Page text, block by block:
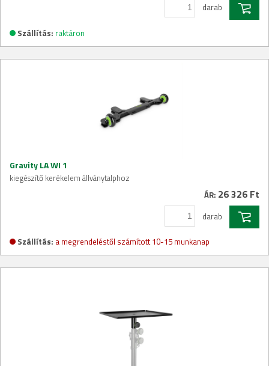
darab
Szállítás: raktáron
Gravity LA WI 1
kiegészítő kerékelem állványtalphoz
ÁR: 26 326 Ft
darab
Szállítás: a megrendeléstől számított 10-15 munkanap